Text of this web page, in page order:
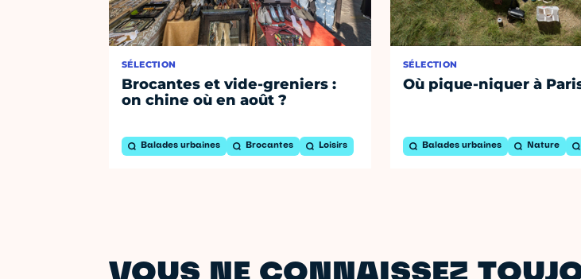
SÉLECTION
Brocantes et vide-greniers :
on chine où en août ?
Balades urbaines Brocantes Loisirs
SÉLECTION
Où pique-niquer à
Balades urbaines Nature